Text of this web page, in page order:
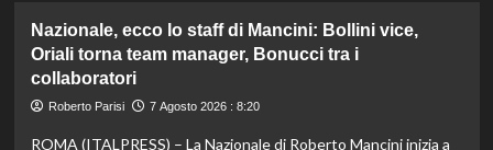
Practice
Taddeucci
bronzo
nella
knockout
Europei
Nazionale, ecco lo staff di Mancini: Bollini vice,
Oriali torna team manager, Bonucci tra i
collaboratori
Roberto Parisi 7 Agosto 2026 : 8:20
ROMA (ITALPRESS) – La Nazionale di Roberto Mancini inizia a